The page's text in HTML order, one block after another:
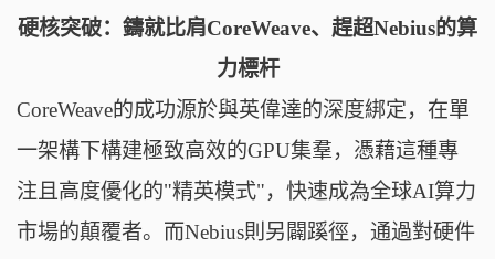
硬核突破：鑄就比肩CoreWeave、趕超Nebius的算
力標杆
CoreWeave的成功源於與英偉達的深度綁定，在單
一架構下構建極致高效的GPU集羣，憑藉這種專
注且高度優化的"精英模式"，快速成為全球AI算力
市場的顛覆者。而Nebius則另闢蹊徑，通過對硬件